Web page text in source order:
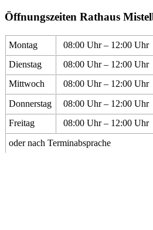
Öffnungszeiten Rathaus
Montag 08:00 Uhr – 12:00 Uhr
Dienstag
08:00 Uhr – 12:00 Uhr
Mittwoch
08:00 Uhr – 12:00 Uhr
Donnerstag
08:00 Uhr – 12:00 Uhr
Freitag
08:00 Uhr – 12:00 Uhr
oder nach Terminabsprache